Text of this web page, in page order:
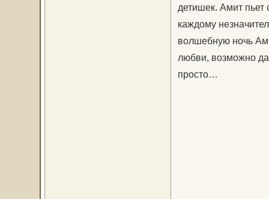
детишек. Амит пьет
каждому
волшебную ночь
любви, возможно
просто…